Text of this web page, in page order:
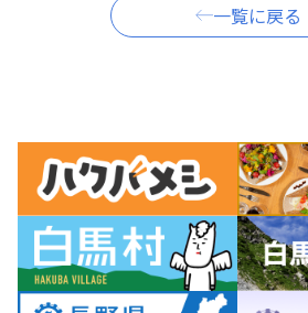
一覧に戻る